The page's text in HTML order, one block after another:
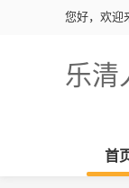
您好，欢迎
乐清
首